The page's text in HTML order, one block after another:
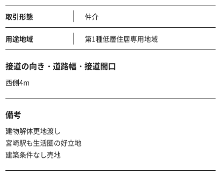
取引形態 仲介
用途地域 第1種低層住居専用地域
接道の向き・道路幅・接道間口
西側4m
備考
建物解体更地渡し
宮崎駅も生活圏の好立地
建築条件なし売地